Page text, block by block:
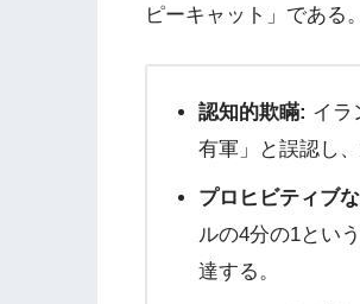
ピーキャット」である。
認知的欺瞞: イラ
有軍」と誤認し
プロヒビティブ
ルの4分の1とい
達する。